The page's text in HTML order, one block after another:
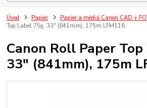
Úvod Papier Papier a médiá Canon CAD +
Top Label 75g, 33" (841mm), 175m LFM116
Canon Roll Paper
33" (841mm), 175m